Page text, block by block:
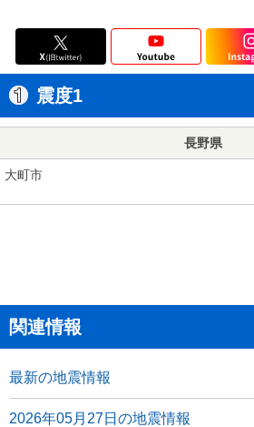
震度1
長野県
大町市
関連情報
最新の地震情報
2026年05月27日の地震情報